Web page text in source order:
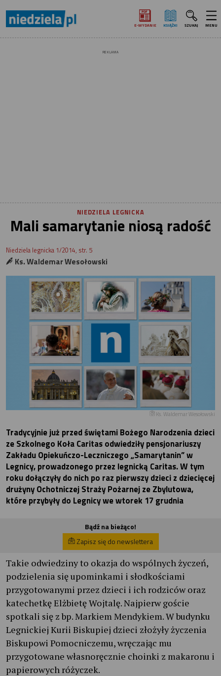
E‑WYDANIE KSIĄŻKI SZUKAJ MENU
REKLAMA
NIEDZIELA LEGNICKA
Mali samarytanie niosą radość
Niedziela legnicka 1/2014, str. 5
Ks. Waldemar Wesołowski
Ks. Waldemar Wesołowski
Tradycyjnie już przed świętami Bożego Narodzenia dzieci
ze Szkolnego Koła Caritas odwiedziły pensjonariuszy
Zakładu Opiekuńczo-Leczniczego „Samarytanin” w
Legnicy, prowadzonego przez legnicką Caritas. W tym
roku dołączyły do nich po raz pierwszy dzieci z dziecięcej
drużyny Ochotniczej Straży Pożarnej ze Zbylutowa,
które przybyły do Legnicy we wtorek 17 grudnia
Bądź na bieżąco!
Zapisz się do newslettera
Takie odwiedziny to okazja do wspólnych życzeń,
podzielenia się upominkami i słodkościami
przygotowanymi przez dzieci i ich rodziców oraz
katechetkę Elżbietę Wojtalę. Najpierw goście
spotkali się z bp. Markiem Mendykiem. W budynku
Legnickiej Kurii Biskupiej dzieci złożyły życzenia
Biskupowi Pomocniczemu, wręczając mu
przygotowane własnoręcznie choinki z makaronu i
papierowych różyczek.